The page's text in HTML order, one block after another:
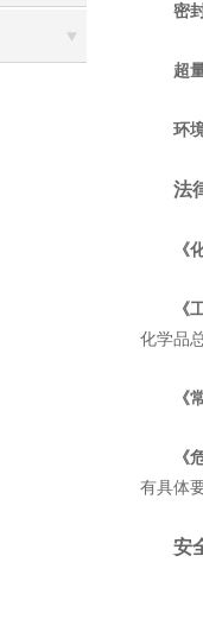
密
超
环
法
《
《
化学品
《
《
有具体
安